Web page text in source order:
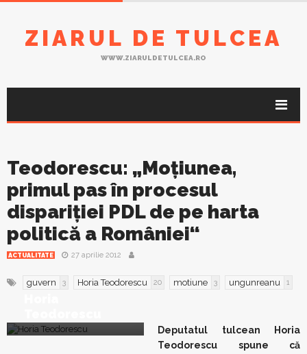
ZIARUL DE TULCEA
WWW.ZIARULDETULCEA.RO
Teodorescu: „Moţiunea,
primul pas în procesul
dispariţiei PDL de pe harta
politică a României“
ACTUALITATE 27 aprilie 2012
guvern 3 Horia Teodorescu 20 motiune 3 ungunreanu 1
Deputatul tulcean Horia
Teodorescu spune că